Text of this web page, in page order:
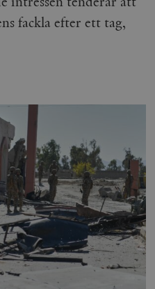
fackla efter ett tag,